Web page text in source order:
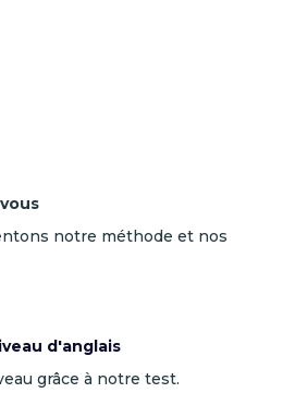
notre méthode et nos
d'anglais
grâce à notre test.